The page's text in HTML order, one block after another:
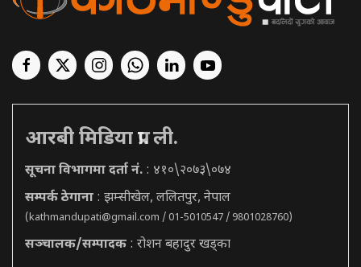
आरबी मिडिया प्रा. ली.
सूचना विभागमा दर्ता नं. : ४१०\२०७३\०७४
सम्पर्क ठेगाना : झम्सीखेल, ललितपुर, नेपाल
(kathmandupati@gmail.com / 01-5010547 / 9801028760)
सञ्चालक/सम्पादक : रोशन बहादुर खड्का